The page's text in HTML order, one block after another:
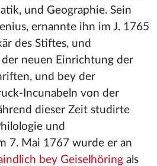
und Geographie. Sein
ernannte ihn im J. 1765
des Stiftes, und
neuen Einrichtung der
und bey der
Incunabeln von der
dieser Zeit studirte
und
7. Mai 1767 wurde er an
bey Geiselhöring als